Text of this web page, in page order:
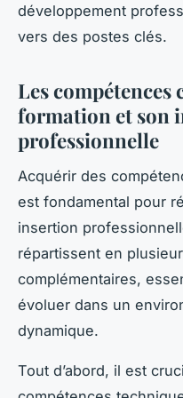
développement
vers des postes clés.
Les compétences
formation et son
professionnelle
Acquérir des
est fondamental pour
insertion
répartissent en
complémentaires,
évoluer dans un
dynamique.
Tout d’abord, il est